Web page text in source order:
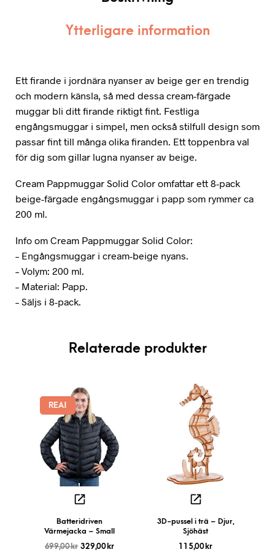
Ytterligare information
Ett firande i jordnära nyanser av beige ger en trendig
och modern känsla, så med dessa cream-färgade
muggar bli ditt firande riktigt fint. Festliga
engångsmuggar i simpel, men också stilfull design som
passar fint till många olika firanden. Ett toppenbra val
för dig som gillar lugna nyanser av beige.
Cream Pappmuggar Solid Color omfattar ett 8-pack
beige-färgade engångsmuggar i papp som rymmer ca
200 ml.
Info om Cream Pappmuggar Solid Color:
– Engångsmuggar i cream-beige nyans.
– Volym: 200 ml.
– Material: Papp.
– Säljs i 8-pack.
Relaterade produkter
REA!
Batteridriven
Värmejacka – Small
699,00kr 329,00 kr
3D-pussel i trä – Djur,
Sjöhäst
115,00 kr